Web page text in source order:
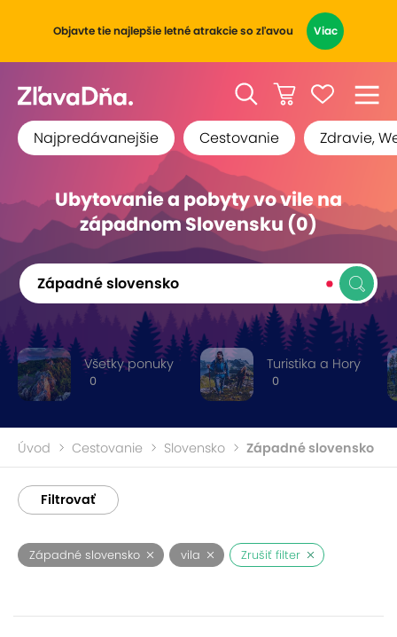
Objavte tie najlepšie letné atrakcie so zľavou Viac
Najpredávanejšie Cestovanie Zdravie,
Ubytovanie a pobyty vo vile na
západnom Slovensku (0)
Západné slovensko
0
Všetky ponuky
0
Turistika a Hory
Úvod Cestovanie Slovensko Západné slovensko
Filtrovať
Západné slovensko vila Zrušiť filter